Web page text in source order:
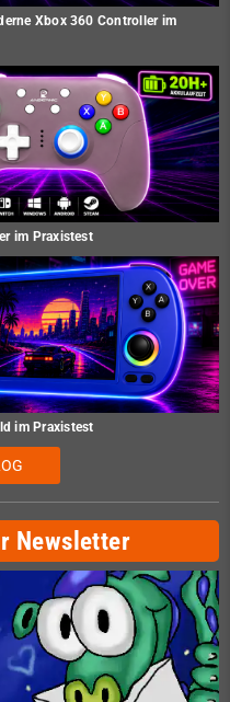
Xbox 360 Controller im
im Praxistest
im Praxistest
Newsletter